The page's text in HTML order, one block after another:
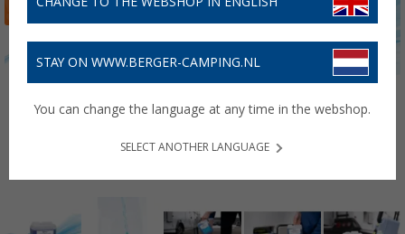
STAY ON WWW.BERGER-CAMPING.NL
You can change the language at any time in the webshop.
SELECT ANOTHER LANGUAGE